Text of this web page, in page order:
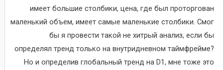
имеет большие столбики, цена, где был проторгован
маленький объем, имеет самые маленькие столбики. Смог
бы я провести такой не хитрый анализ, если бы
определял тренд только на внутридневном таймфрейме?
Но и определив глобальный тренд на D1, мне тоже это